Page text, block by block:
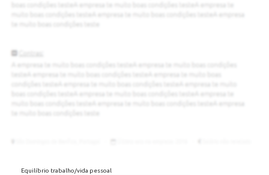
Equilíbrio trabalho/vida pessoal